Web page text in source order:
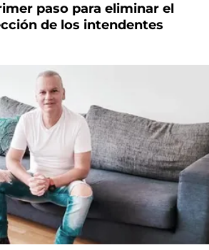
paso para eliminar el
de los intendentes